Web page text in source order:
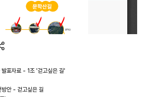
표자료 - 1조 '걷고싶은 길'
방안 - 걷고싶은 길